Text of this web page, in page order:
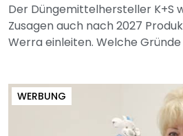
Der Düngemittelhersteller K+S
Zusagen auch nach 2027
Werra einleiten. Welche Gründe
WERBUNG